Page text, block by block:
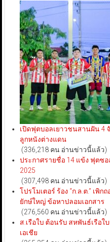
เปิดฟุตบอลเยาวชนสานฝัน 4
ลูกหนังต่างแดน
(336,218 คน อ่านข่าวนี้แล้ว)
ประกาศรายชื่อ 14 แข้ง ฟุตซ
2025
(307,498 คน อ่านข่าวนี้แล้ว)
โปรโมเตอร์ ร้อง “ก.ล.ต.” เพิ
ยักษ์ใหญ่ ข้อหาปลอมเอกสาร
(276,560 คน อ่านข่าวนี้แล้ว)
ส.เรือใบ ต้อนรับ สหพันธ์เรือใ
เอเชีย